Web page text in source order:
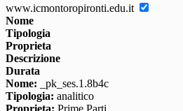
www.icmontoropironti.edu.it
Nome
Tipologia
Proprieta
Descrizione
Durata
Nome: _pk_ses.1.8b4c
Tipologia: analitico
Proprieta: Prime Parti